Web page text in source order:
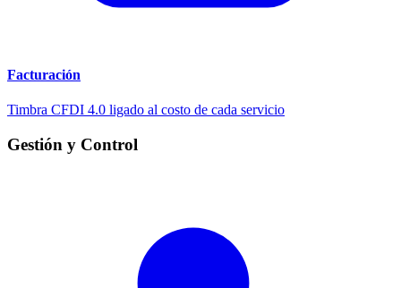
Facturación
Timbra CFDI 4.0 ligado al costo de cada servicio
Gestión y Control